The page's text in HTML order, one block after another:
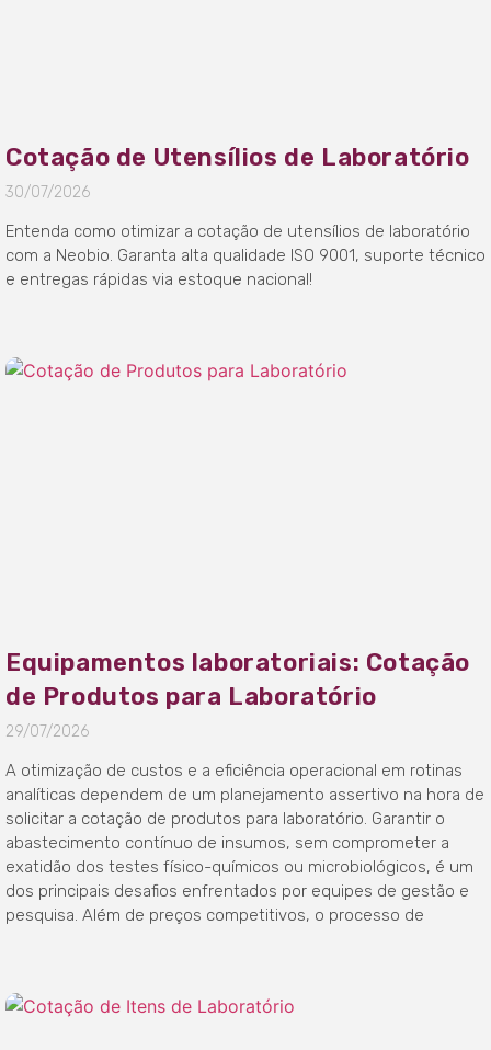
Cotação de Utensílios de Laboratório
30/07/2026
Entenda como otimizar a cotação de utensílios de laboratório
com a Neobio. Garanta alta qualidade ISO 9001, suporte técnico
e entregas rápidas via estoque nacional!
Equipamentos laboratoriais: Cotação
de Produtos para Laboratório
29/07/2026
A otimização de custos e a eficiência operacional em rotinas
analíticas dependem de um planejamento assertivo na hora de
solicitar a cotação de produtos para laboratório. Garantir o
abastecimento contínuo de insumos, sem comprometer a
exatidão dos testes físico-químicos ou microbiológicos, é um
dos principais desafios enfrentados por equipes de gestão e
pesquisa. Além de preços competitivos, o processo de